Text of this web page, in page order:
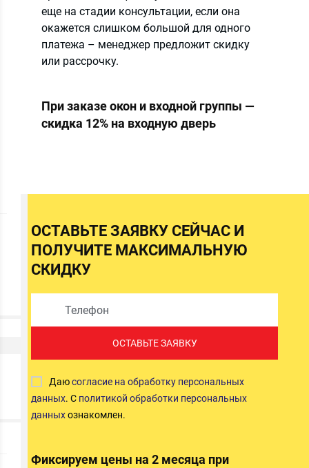
еще на стадии консультации, если она
окажется слишком большой для одного
платежа – менеджер предложит скидку
или рассрочку.
При заказе окон и входной группы —
скидка 12% на входную дверь
ОСТАВЬТЕ ЗАЯВКУ СЕЙЧАС И
ПОЛУЧИТЕ МАКСИМАЛЬНУЮ
СКИДКУ
ОСТАВЬТЕ ЗАЯВКУ
Даюсогласие на обработку персональных
данных. С политикой обработки персональных
данныхознакомлен.
Фиксируем цены на 2 месяца при